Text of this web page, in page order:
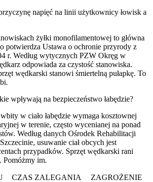
napięć na linii użytkownicy łowisk a
żyłki monofilamentowej to główna
potwierdza Ustawa o ochronie przyrody z
r. Według wytycznych PZW Okręg w
odpowiada za czystość stanowiska.
wędkarski stanowi śmiertelną pułapkę. To
wpływają na bezpieczeństwo łabędzie?
w ciało łabędzie wymaga kosztownej
w terenie, często wycenianej na ponad
Według danych Ośrodek Rehabilitacji
usuwanie ciał obcych jest
przypadków. Sprzęt wędkarski rani
Pomóżmy im.
CZAS ZALEGANIA
ZAGROŻENIE